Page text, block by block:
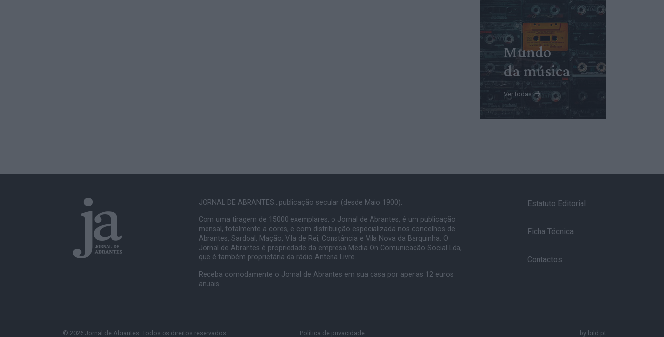
Mundo
da música
Ver todas
JORNAL DE ABRANTES...publicação secular (desde Maio 1900).
Com uma tiragem de 15000 exemplares, o Jornal de Abrantes, é um publicação
mensal, totalmente a cores, e com distribuição especializada nos concelhos de
Abrantes, Sardoal, Mação, Vila de Rei, Constância e Vila Nova da Barquinha. O
Jornal de Abrantes é propriedade da empresa Media On Comunicação Social Lda,
que é também proprietária da rádio Antena Livre.
Receba comodamente o Jornal de Abrantes em sua casa por apenas 12 euros
anuais.
Estatuto Editorial
Ficha Técnica
Contactos
© 2026 Jornal de Abrantes. Todos os direitos reservados Política de privacidade by bild.pt